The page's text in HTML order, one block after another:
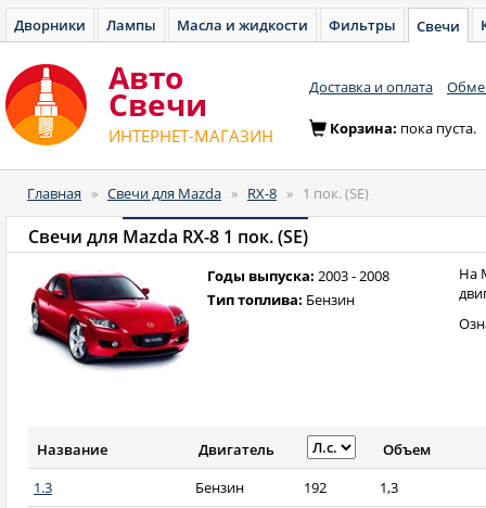
Дворники Лампы Масла и жидкости Фильтры Свечи
Авто
Cвечи
ИНТЕРНЕТ-МАГАЗИН
Доставка и оплата
Корзина: пока пуста.
Главная » Свечи для Mazda » RX-8 » 1 пок. (SE)
Свечи для Mazda RX-8 1 пок. (SE)
Годы выпуска: 2003 - 2008
Тип топлива: Бензин
На
Название Двигатель
Объем
1.3
Бензин 192
1,3